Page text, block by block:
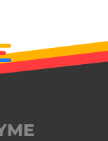
LiveChat